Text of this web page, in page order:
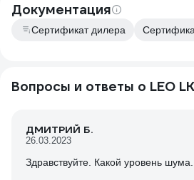
Документация
Сертификат дилера
Вопросы и ответы о LEO
ДМИТРИЙ Б.
26.03.2023
Здравствуйте. Какой уровень шума.